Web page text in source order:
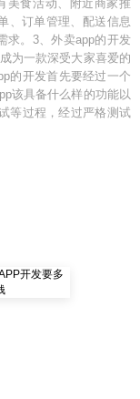
美食活动、附近商家推
、订单管理、配送信息
求。3、外卖app的开发
为一款深受大家喜爱的
的开发首先要经过一个
该具备什么样的功能以
等过程，经过严格测试